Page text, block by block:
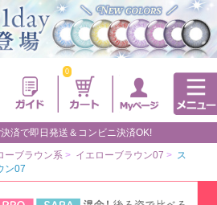
0
済で即日発送＆コンビニ決済OK!
ーブラウン系 > イエローブラウン07 > ス
ン07